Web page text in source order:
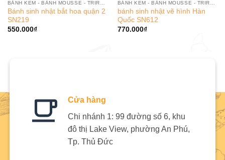
Bánh sinh nhật bắt hoa quận 2
SN219
550.000₫
bánh sinh nhật vẽ hình Hàn
Quốc SN612
770.000₫
Cửa hàng
Chi nhánh 1: 99 đường số 6, khu
đô thị Lake View, phường An Phú,
Tp. Thủ Đức